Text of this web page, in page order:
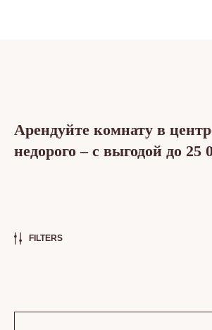
Арендуйте комнату в
недорого – с выгодой до 25
FILTERS